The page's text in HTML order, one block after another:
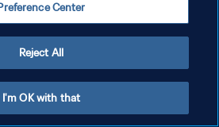
DE COOKIES
os direitos reservados.
Center
Reject All
I'm OK with that